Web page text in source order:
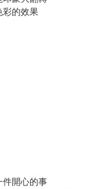
彩的效果
件開心的事